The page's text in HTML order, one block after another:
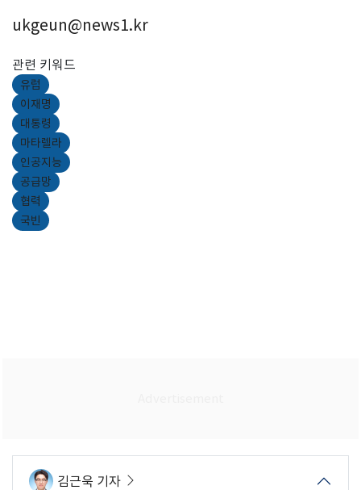
ukgeun@news1.kr
관련 키워드
유럽
이재명
대통령
마타렐라
인공지능
공급망
협력
국빈
김근욱 기자